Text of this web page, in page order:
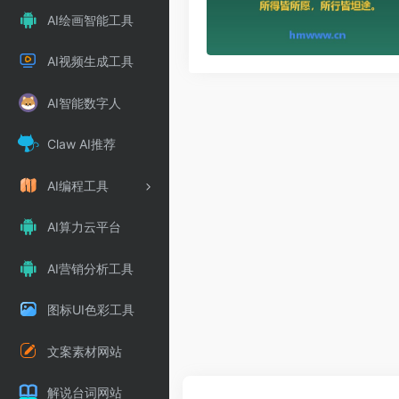
AI绘画智能工具
AI视频生成工具
AI智能数字人
Claw AI推荐
AI编程工具
AI算力云平台
AI营销分析工具
图标UI色彩工具
文案素材网站
解说台词网站